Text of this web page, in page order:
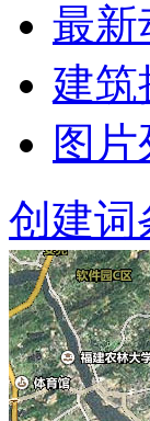
最新
建筑
图片
创建词